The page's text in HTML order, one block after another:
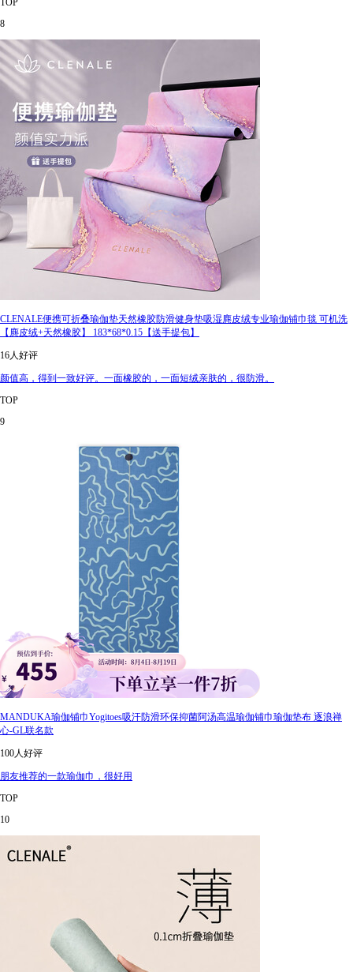
TOP
8
CLENALE便携可折叠瑜伽垫天然橡胶防滑健身垫吸湿麂皮绒专业瑜伽铺巾毯 可机洗
【麂皮绒+天然橡胶】 183*68*0.15【送手提包】
16人好评
颜值高，得到一致好评。一面橡胶的，一面短绒亲肤的，很防滑。
TOP
9
MANDUKA瑜伽铺巾Yogitoes吸汗防滑环保抑菌阿汤高温瑜伽铺巾瑜伽垫布 逐浪禅
心-GL联名款
100人好评
朋友推荐的一款瑜伽巾，很好用
TOP
10